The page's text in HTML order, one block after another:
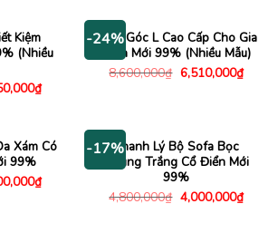
6,300,000₫.
Kiệm
(Nhiều
₫Giá
hiện
3,150,000₫.
-24%
Sofa Góc L Cao Cấp Cho Gia
Đình Mới 99% (Nhiều Mẫu)
8,600,000₫ Giá
gốc
6,510,000₫Giá
hiện
Xám Có
99%
₫Giá
hiện
-17%Thanh Lý Bộ Sofa Bọc
Nhung Trắng Cổ Điển Mới
99%
4,800,000₫ Giá
gốc
4,000,000₫Giá
hiện